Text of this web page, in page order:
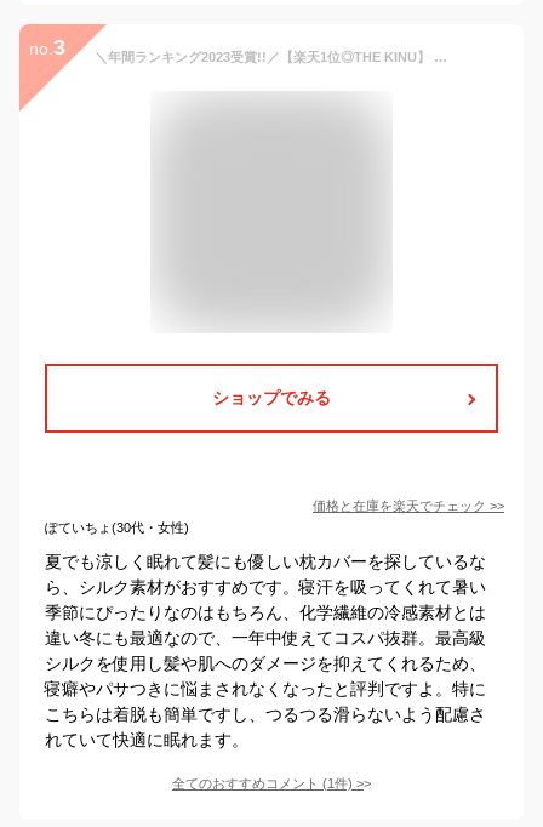
no. 3 ＼年間ランキング2023受賞!!／【楽天1位◎THE KINU】 シルク 枕カバー シルク枕カバー 洗える 片面 大きめ 洗濯機可 100% 25匁 赤ちゃん 保湿 高級 封筒式 可愛い ヘアケア ギフト 敏感肌 おしゃれ 43×63cm 50×70cm tk-1002
ショップでみる
価格と在庫を楽天でチェック >>
ぽていちょ(30代・女性)
夏でも涼しく眠れて髪にも優しい枕カバーを探しているな
ら、シルク素材がおすすめです。寝汗を吸ってくれて暑い
季節にぴったりなのはもちろん、化学繊維の冷感素材とは
違い冬にも最適なので、一年中使えてコスパ抜群。最高級
シルクを使用し髪や肌へのダメージを抑えてくれるため、
寝癖やパサつきに悩まされなくなったと評判ですよ。特に
こちらは着脱も簡単ですし、つるつる滑らないよう配慮さ
れていて快適に眠れます。
全てのおすすめコメント (1件) >